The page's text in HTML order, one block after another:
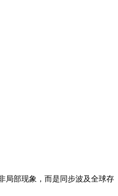
局部现象，而是同步波及全球存